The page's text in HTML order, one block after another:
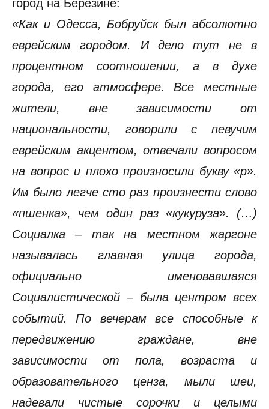
город на Березине:
«Как и Одесса, Бобруйск был абсолютно
еврейским городом. И дело тут не в
процентном соотношении, а в духе
города, его атмосфере. Все местные
жители, вне зависимости от
национальности, говорили с певучим
еврейским акцентом, отвечали вопросом
на вопрос и плохо произносили букву «р».
Им было легче сто раз произнести слово
«пшенка», чем один раз «кукуруза». (…)
Социалка – так на местном жаргоне
называлась главная улица города,
официально именовавшаяся
Социалистической – была центром всех
событий. По вечерам все способные к
передвижению граждане, вне
зависимости от пола, возраста и
образовательного ценза, мыли шеи,
надевали чистые сорочки и целыми